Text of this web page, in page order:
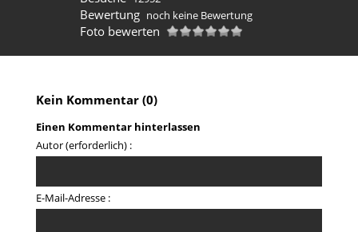
Bewertung noch keine Bewertung
Foto bewerten
Kein Kommentar (0)
Einen Kommentar hinterlassen
Autor (erforderlich) :
E-Mail-Adresse :